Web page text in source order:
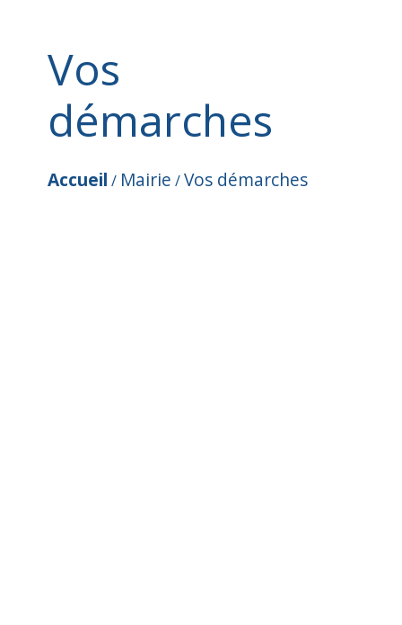
Vos
démarches
Accueil / Mairie /Vos démarches